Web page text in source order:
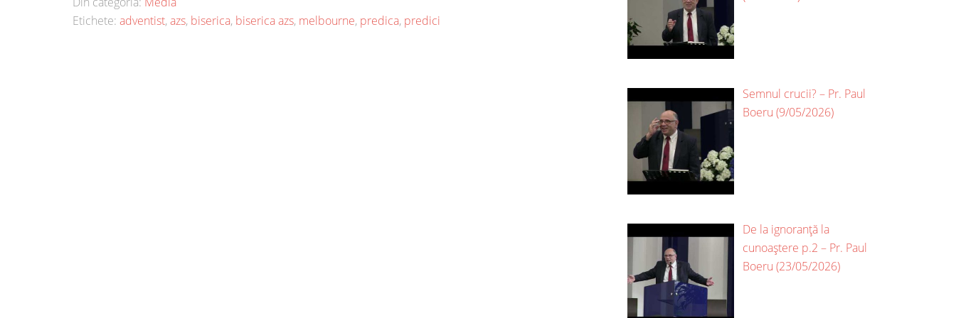
Etichete: adventist,azs, biserica, biserica azs, melbourne, predica, predici
Semnul crucii? – Pr. Paul
Boeru (9/05/2026)
De la ignoranță la
cunoaștere p.2 – Pr. Paul
Boeru (23/05/2026)